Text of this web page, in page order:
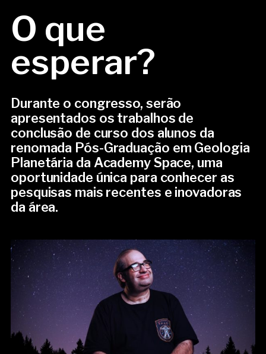
O que
esperar?
Durante o congresso, serão
apresentados os trabalhos de
conclusão de curso dos alunos da
renomada Pós-Graduação em Geologia
Planetária da Academy Space, uma
oportunidade única para conhecer as
pesquisas mais recentes e inovadoras
da área.